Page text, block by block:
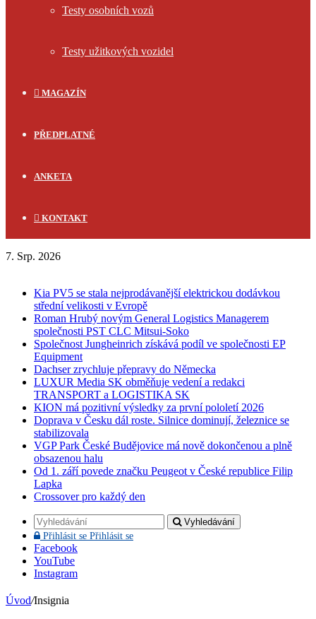
Testy osobních vozů
Testy užitkových vozidel
MAGAZÍN
PŘEDPLATNÉ
ANKETA
KONTAKT
7. Srp. 2026
Kia PV5 se stala nejprodávanější elektrickou dodávkou
střední velikosti v Evropě
Roman Hrubý novým General Logistics Managerem
společnosti PST CLC Mitsui-Soko
Společnost Jungheinrich získává podíl ve společnosti EP
Equipment
Dachser zrychluje přepravy do Německa
LUXUR Media SK obměňuje vedení a redakci
TRANSPORT a LOGISTIKA SK
KION má pozitivní výsledky za první pololetí 2026
Doprava v Česku dál roste. Silnice dominují, železnice se
stabilizovala
VGP Park České Budějovice má nově dokončenou a plně
obsazenou halu
Od 1. září povede značku Peugeot v České republice Filip
Lapka
Crossover pro každý den
Vyhledávání
Přihlásit se Přihlásit se
Facebook
YouTube
Instagram
Úvod/Insignia